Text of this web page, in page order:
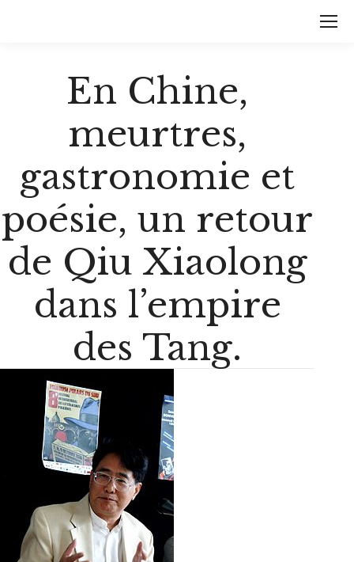
En Chine,
meurtres,
gastronomie et
poésie, un retour
de Qiu Xiaolong
dans l’empire
des Tang.